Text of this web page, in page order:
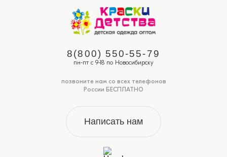
8(800) 550-55-79
пн-пт с 9-18 по Новосибирску
позвоните нам со всех телефонов
России БЕСПЛАТНО
Написать нам